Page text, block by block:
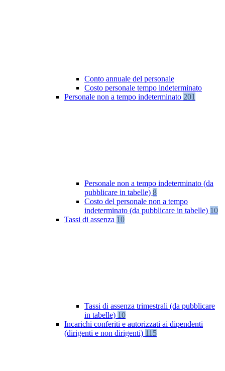
Conto annuale del personale
Costo personale tempo indeterminato
Personale non a tempo indeterminato 201
Personale non a tempo indeterminato (da
pubblicare in tabelle) 8
Costo del personale non a tempo
indeterminato (da pubblicare in tabelle) 10
Tassi di assenza 10
Tassi di assenza trimestrali (da pubblicare
in tabelle) 10
Incarichi conferiti e autorizzati ai dipendenti
(dirigenti e non dirigenti) 115